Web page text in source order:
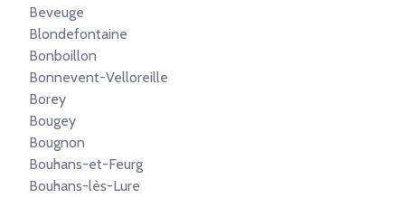
Beveuge
Blondefontaine
Bonboillon
Bonnevent-Velloreille
Borey
Bougey
Bougnon
Bouhans-et-Feurg
Bouhans-lès-Lure